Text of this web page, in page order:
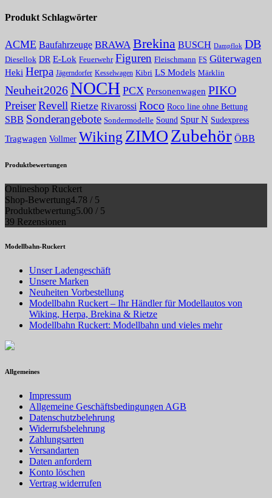
Produkt Schlagwörter
ACME Baufahrzeuge BRAWA Brekina BUSCH Dampflok DB
Diesellok DR E-Lok Feuerwehr Figuren Fleischmann FS Güterwagen
Heki Herpa Jägerndorfer Kesselwagen Kibri LS Models Märklin
Neuheit2026NOCH PCX Personenwagen PIKO
PreiserRevell Rietze Rivarossi Roco Roco line ohne Bettung
SBB Sonderangebote Sondermodelle Sound Spur N Sudexpress
Tragwagen Vollmer Wiking ZIMOZubehör ÖBB
Produktbewertungen
Onlineshop Ruckert
Shop-Bewertung4.78 / 5
Produktbewertung5.00 / 5
39 Rezensionen
Modellbahn-Ruckert
Unser Ladengeschäft
Unsere Marken
Neuheiten Vorbestellung
Modellbahn Ruckert – Ihr Händler für Modellautos von
Wiking, Herpa, Brekina & Rietze
Modellbahn Ruckert: Modellbahn und vieles mehr
Allgemeines
Impressum
Allgemeine Geschäftsbedingungen AGB
Datenschutzbelehrung
Widerrufsbelehrung
Zahlungsarten
Versandarten
Daten anfordern
Konto löschen
Vertrag widerrufen